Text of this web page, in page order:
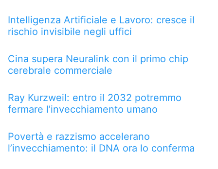
Intelligenza Artificiale e Lavoro: cresce il
rischio invisibile negli uffici
Cina supera Neuralink con il primo chip
cerebrale commerciale
Ray Kurzweil: entro il 2032 potremmo
fermare l’invecchiamento umano
Povertà e razzismo accelerano
l’invecchiamento: il DNA ora lo conferma